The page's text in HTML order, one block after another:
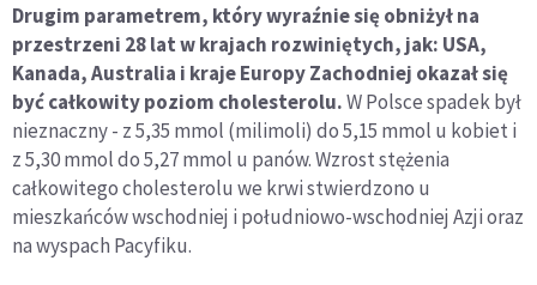
Drugim parametrem, który wyraźnie się obniżył na
przestrzeni 28 lat w krajach rozwiniętych, jak: USA,
Kanada, Australia i kraje Europy Zachodniej okazał się
być całkowity poziom cholesterolu.W Polsce spadek był
nieznaczny - z 5,35 mmol (milimoli) do 5,15 mmol u kobiet i
z 5,30 mmol do 5,27 mmol u panów. Wzrost stężenia
całkowitego cholesterolu we krwi stwierdzono u
mieszkańców wschodniej i południowo-wschodniej Azji oraz
na wyspach Pacyfiku.